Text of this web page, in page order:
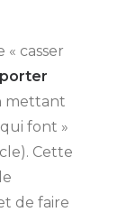
« casser
porter
mettant
font »
Cette
de faire